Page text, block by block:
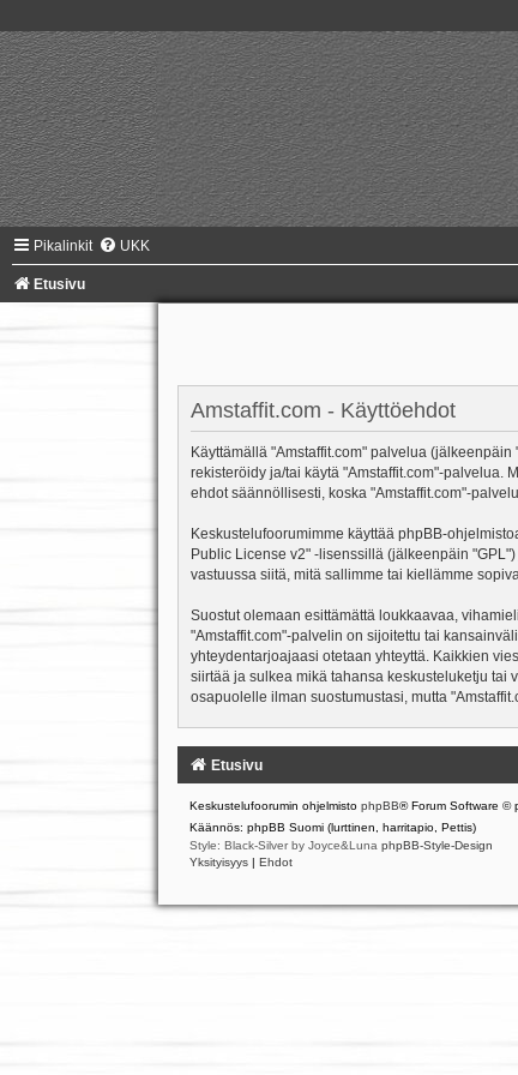
Pikalinkit UKK
Etusivu
Amstaffit.com - Käyttöehdot
Käyttämällä "Amstaffit.com" palvelua
rekisteröidy ja/tai käytä "Amstaffit.com"-palvelua.
ehdot säännöllisesti, koska "Amstaffit.com"-
Keskustelufoorumimme käyttää phpBB-
Public License v2" -lisenssillä (jälkeenpäin
vastuussa siitä, mitä sallimme tai kiellämme
Suostut olemaan esittämättä loukkaavaa,
"Amstaffit.com"-palvelin on sijoitettu tai
yhteydentarjoajaasi otetaan yhteyttä. Kaikkien
siirtää ja sulkea mikä tahansa keskusteluketju tai
osapuolelle ilman suostumustasi, mutta
Etusivu
Keskustelufoorumin ohjelmisto phpBB® Forum Software ©
Käännös: phpBB Suomi (lurttinen, harritapio, Pettis)
Style: Black-Silver by Joyce&Luna phpBB-Style-Design
Yksityisyys | Ehdot